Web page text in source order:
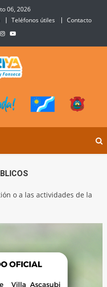
06, 2026
Teléfonos útiles Contacto
o a las actividades de la